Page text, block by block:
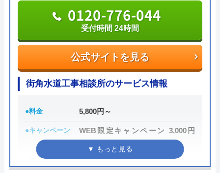
た場合には、スタッフから渡されている名刺の裏に
書かれている番号に電話すれば、各エリアの担当が
対応してくれます。見積もり無料で、キャンセル料
も不要です。施工前に必ず修理内容と費用を提示
し、施主が納得した上で修理を行います。
公式サイトを見る
0120-707-053
クリーンライフの基本情報
公式サイトを見る
0120-776-044
受付時間 24時間
街角水道工事相談所のサービス情報
●料金 5,800円～
●キャンペーン
WEB限定キャンペーン 3,000円
OFF
●駆けつけ時間 最短30分